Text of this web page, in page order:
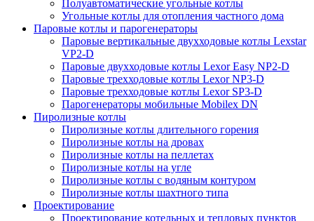
Полуавтоматические угольные котлы
Угольные котлы для отопления частного дома
Паровые котлы и парогенераторы
Паровые вертикальные двухходовые котлы Lexstar
VP2-D
Паровые двухходовые котлы Lexor Easy NP2-D
Паровые трехходовые котлы Lexor NP3-D
Паровые трехходовые котлы Lexor SP3-D
Парогенераторы мобильные Mobilex DN
Пиролизные котлы
Пиролизные котлы длительного горения
Пиролизные котлы на дровах
Пиролизные котлы на пеллетах
Пиролизные котлы на угле
Пиролизные котлы с водяным контуром
Пиролизные котлы шахтного типа
Проектирование
Проектирование котельных и тепловых пунктов